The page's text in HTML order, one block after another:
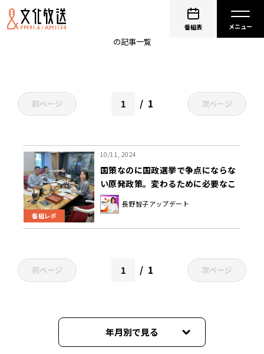
番組表
の記事一覧
前ページ 1 次ページ
番組レポ
10/11, 2024
国策なのに国政選挙で争点にならな
い原発政策。変わるために必要なこ
とは？
長野智子アップデート
前ページ 1 次ページ
年月別で見る